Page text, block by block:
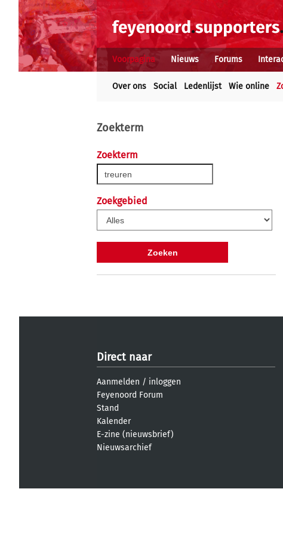
Voorpagina Nieuws Forums
Over ons Social Ledenlijst Wie online
Zoekterm
Zoekterm
Zoekgebied
Direct naar
Aanmelden / inloggen
Feyenoord Forum
Stand
Kalender
E-zine (nieuwsbrief)
Nieuwsarchief